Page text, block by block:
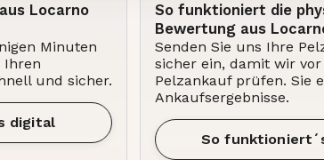
Locarno
Minuten
Ihren
und sicher.
digital
So funktioniert die
Bewertung aus
Senden Sie uns Ihre
sicher ein, damit wir vor
Pelzankauf prüfen. Sie
Ankaufsergebnisse.
So